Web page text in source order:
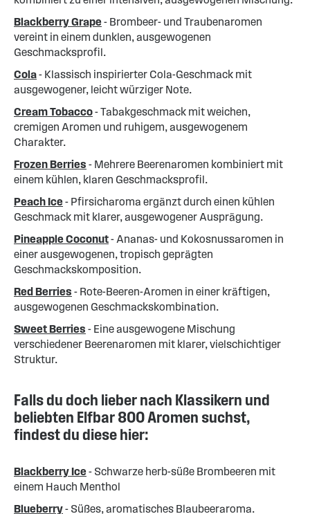
Blackberry Grape- Brombeer- und Traubenaromen
vereint in einem dunklen, ausgewogenen
Geschmacksprofil.
Cola- Klassisch inspirierter Cola-Geschmack mit
ausgewogener, leicht würziger Note.
Cream Tobacco- Tabakgeschmack mit weichen,
cremigen Aromen und ruhigem, ausgewogenem
Charakter.
Frozen Berries - Mehrere Beerenaromen kombiniert mit
einem kühlen, klaren Geschmacksprofil.
Peach Ice- Pfirsicharoma ergänzt durch einen kühlen
Geschmack mit klarer, ausgewogener Ausprägung.
Pineapple Coconut- Ananas- und Kokosnussaromen in
einer ausgewogenen, tropisch geprägten
Geschmackskomposition.
Red Berries - Rote-Beeren-Aromen in einer kräftigen,
ausgewogenen Geschmackskombination.
Sweet Berries - Eine ausgewogene Mischung
verschiedener Beerenaromen mit klarer, vielschichtiger
Struktur.
Falls du doch lieber nach Klassikern und
beliebten Elfbar 800 Aromen suchst,
findest du diese hier:
Blackberry Ice- Schwarze herb-süße Brombeeren mit
einem Hauch Menthol
Blueberry- Süßes, aromatisches Blaubeeraroma.